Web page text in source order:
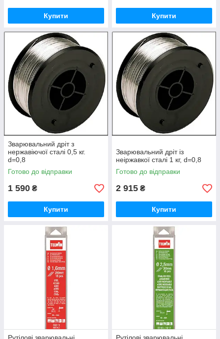
Купити Купити
Зварювальний дріт з
нержавіючої сталі 0,5 кг.
d=0,8
Готово до відправки
1 590 ₴
Купити
Зварювальний дріт із
неіржавкої сталі 1 кг, d=0,8
Готово до відправки
2 915 ₴
Купити